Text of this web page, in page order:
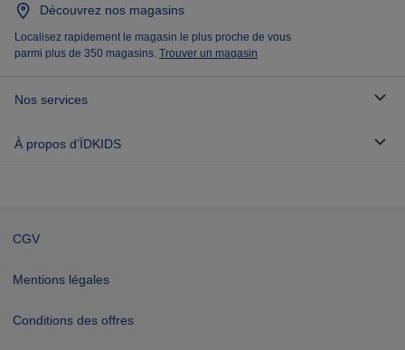
Découvrez nos magasins
Localisez rapidement le magasin le plus proche de vous
parmi plus de 350 magasins. Trouver un magasin
Nos services
À propos d’ÏDKIDS
CGV
Mentions légales
Conditions des offres